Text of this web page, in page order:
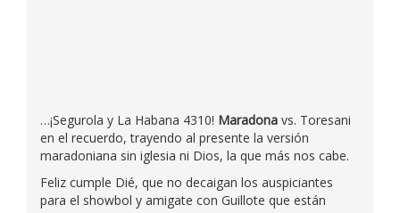
…¡Segurola y La Habana 4310! Maradona vs. Toresani
en el recuerdo, trayendo al presente la versión
maradoniana sin iglesia ni Dios, la que más nos cabe.
Feliz cumple Dié, que no decaigan los auspiciantes
para el showbol y amigate con Guillote que están